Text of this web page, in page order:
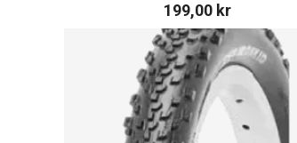
199,00 kr